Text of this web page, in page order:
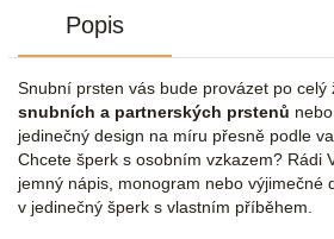
Popis
Snubní prsten vás bude provázet po celý
snubních a partnerských prstenů
jedinečný design na míru přesně podle
Chcete šperk s osobním vzkazem? Rádi
jemný nápis, monogram nebo výjimečné
v jedinečný šperk s vlastním příběhem.